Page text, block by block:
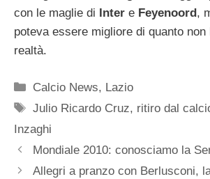
con le maglie di Inter e Feyenoord,
poteva essere migliore di quanto
realtà.
Categorie
Calcio News, Lazio
Tag
Julio Ricardo Cruz, ritiro dal
Inzaghi
Mondiale 2010: conosciamo la
Allegri a pranzo con Berlusconi,